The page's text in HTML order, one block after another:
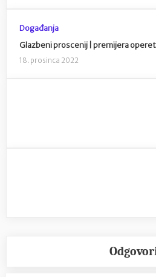
Događanja
Glazbeni proscenij | premijera
18. prosinca 2022